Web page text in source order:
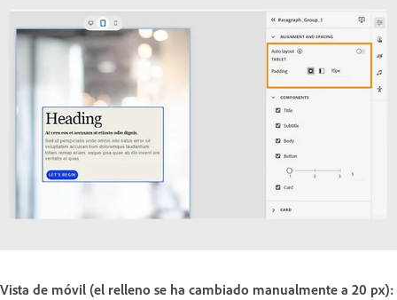
Vista de móvil (el relleno se ha cambiado manualmente a 20 px):